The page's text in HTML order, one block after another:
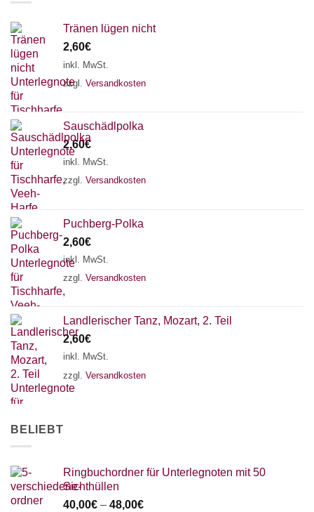
Tränen lügen nicht
2,60€
inkl. MwSt.
zzgl. Versandkosten
Sauschädlpolka
2,60€
inkl. MwSt.
zzgl. Versandkosten
Puchberg-Polka
2,60€
inkl. MwSt.
zzgl. Versandkosten
Landlerischer Tanz, Mozart, 2. Teil
2,60€
inkl. MwSt.
zzgl. Versandkosten
BELIEBT
Ringbuchordner für Unterlegnoten mit 50
Sichthüllen
40,00€ – 48,00€